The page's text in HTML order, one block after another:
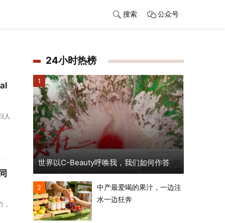
搜索 公众号
人
24小时热榜
1
世界以C-Beauty呼唤我，我们如何作答
2
中产最爱喝的果汁，一边注
水一边狂奔